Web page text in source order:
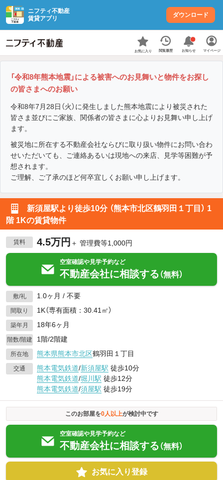
ニフティ不動産
賃貸アプリ
ダウンロード
お気に入り 閲覧履歴 お知らせ マイページ
「令和8年熊本地震」による被害へのお見舞いと物件をお探し
の皆さまへのお願い
令和8年7月28日（火）に発生しました熊本地震により被災された
皆さま並びにご家族、関係者の皆さまに心よりお見舞い申し上げ
ます。
被災地に所在する不動産会社ならびに取り扱い物件にお問い合わ
せいただいても、ご連絡あるいは現地への来店、見学等困難が予
想されます。
ご理解、ご了承のほど何卒宜しくお願い申し上げます。
新須屋駅より徒歩10分 （熊本市北区鶴羽田１丁目） 1
階 1Kの賃貸物件
賃料 4.5万円 ＋ 管理費等1,000円
空室確認や見学予約など
不動産会社に相談する （無料）
敷/礼 1.0ヶ月 / 不要
間取り 1K（専有面積：30.41㎡）
築年月 18年6ヶ月
階数/階建 1階/2階建
所在地 熊本県熊本市北区鶴羽田１丁目
交通 熊本電気鉄道/新須屋駅 徒歩10分
熊本電気鉄道/堀川駅 徒歩12分
熊本電気鉄道/須屋駅 徒歩19分
このお部屋を0人以上が検討中です
空室確認や見学予約など
不動産会社に相談する （無料）
お気に入り登録